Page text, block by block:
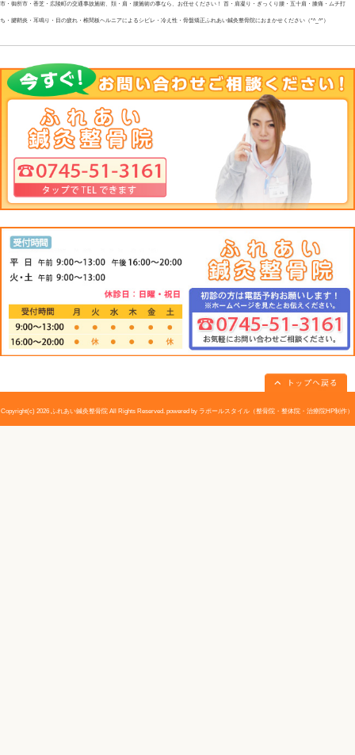
タミンB2も約2倍含まれているそうです(・ω・)ノ
そして、チーズに多くあるビタミンAは気管支炎・鼻炎・疲
くれる栄養素みたいですよ～～☆
カルシウムは勿論、骨粗しょう症に効果があります。他にも
効果を発揮します～(∩´∀｀)∩
以上、今回はチーズの栄養について調べて書いてみました～
栄養価が結構高いチーズ、皆さん是非たまにはチーズを食べ
TEL:0745-51-3161 〒635-0835 奈良県大和高田市片塩町１２－１１ 大和高田市片塩町の『ふれ
市・御所市・香芝・広陵町の交通事故施術、頚・肩・腰施術の事なら、お任せください！ 首・肩
ち・腱鞘炎・耳鳴り・目の疲れ・椎間板ヘルニアによるシビレ・冷え性・骨盤矯正ふれあい鍼灸